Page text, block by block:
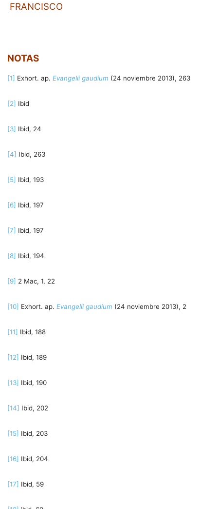
FRANCISCO
NOTAS
[1] Exhort. ap. Evangelii gaudium (24 noviembre 2013), 263
[2] Ibid
[3] Ibid, 24
[4] Ibid, 263
[5] Ibid, 193
[6] Ibid, 197
[7] Ibid, 197
[8] Ibid, 194
[9] 2 Mac, 1, 22
[10] Exhort. ap. Evangelii gaudium (24 noviembre 2013), 2
[11] Ibid, 188
[12] Ibid, 189
[13] Ibid, 190
[14] Ibid, 202
[15] Ibid, 203
[16] Ibid, 204
[17] Ibid, 59